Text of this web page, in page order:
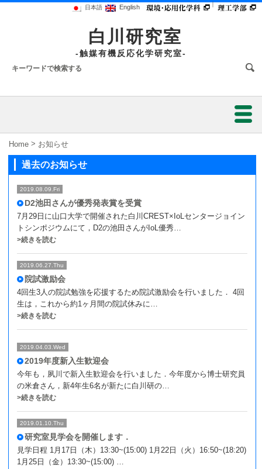
日本語 English ｜
白川研究室
-触媒有機反応化学研究室-
研究内容
研究環境
メンバー
Home > お知らせ
過去のお知らせ
2019.08.09.Fri
D2池田さんが優秀発表賞を受賞
7月29日に山口大学で開催された白川CREST×IoLセンタージョイン
トシンポジウムにて，D2の池田さんがIoL優秀…
>続きを読む
2019.06.27.Thu
院試激励会
4回生3人の院試勉強を応援するため院試激励会を行いました． 4回
生は，これから約1ヶ月間の院試休みに…
>続きを読む
2019.04.03.Wed
2019年度新入生歓迎会
今年も，夙川で新入生歓迎会を行いました．今年度から博士研究員
の米倉さん，新4年生6名が新たに白川研の…
>続きを読む
2019.01.10.Thu
研究室見学会を開催します．
見学日程 1月17日（木）13:30~(15:00) 1月22日（火）16:50~(18:20)
1月25日（金）13:30~(15:00) …